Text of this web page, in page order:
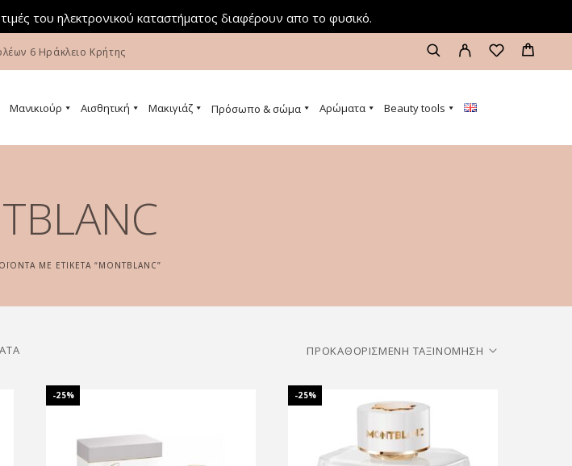
του ηλεκτρονικού καταστήματος διαφέρουν απο το φυσικό.
6 Ηράκλειο Κρήτης
Μανικιούρ Αισθητική Μακιγιάζ Πρόσωπο & σώμα Αρώματα Beauty tools
ΜΕ ΕΤΙΚΈΤΑ “MONTBLANC”
-25% -25%